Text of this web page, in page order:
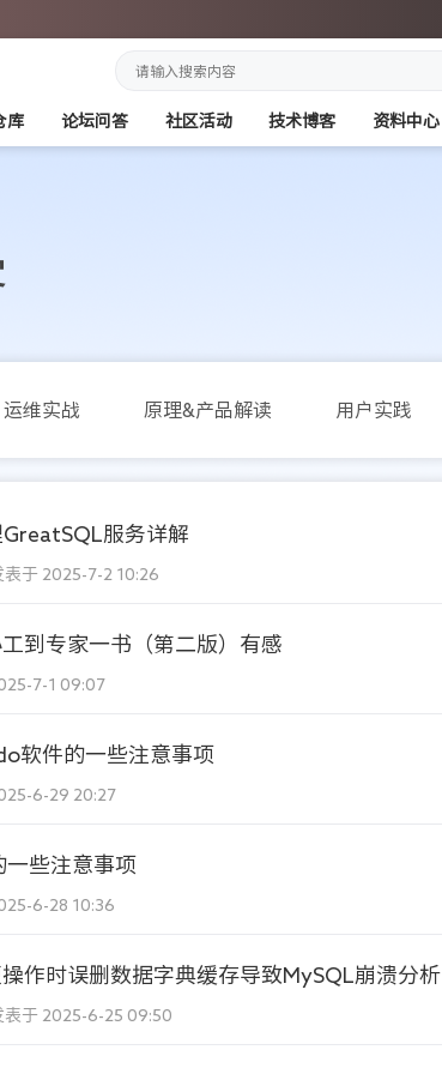
库 论坛问答 社区活动 技术博客 资料中心
运维实战 原理&产品解读 用户实践
服务详解
表于 2025-7-2 10:26
到专家一书（第二版）有感
7-1 09:07
软件的一些注意事项
6-29 20:27
一些注意事项
6-28 10:36
作时误删数据字典缓存导致MySQL崩溃分析
表于 2025-6-25 09:50